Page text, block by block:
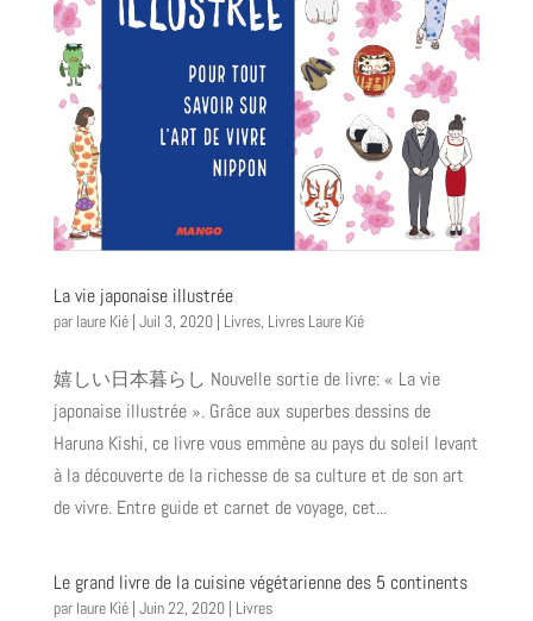
La vie japonaise illustrée
par laure Kié| Juil 3, 2020| Livres, Livres Laure Kié
嬉しい日本暮らし Nouvelle sortie de livre: « La vie
japonaise illustrée ». Grâce aux superbes dessins de
Haruna Kishi, ce livre vous emmène au pays du soleil levant
à la découverte de la richesse de sa culture et de son art
de vivre. Entre guide et carnet de voyage, cet...
Le grand livre de la cuisine végétarienne des 5 continents
par laure Kié| Juin 22, 2020| Livres